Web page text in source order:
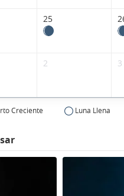
25
2 3
Creciente Luna Llena